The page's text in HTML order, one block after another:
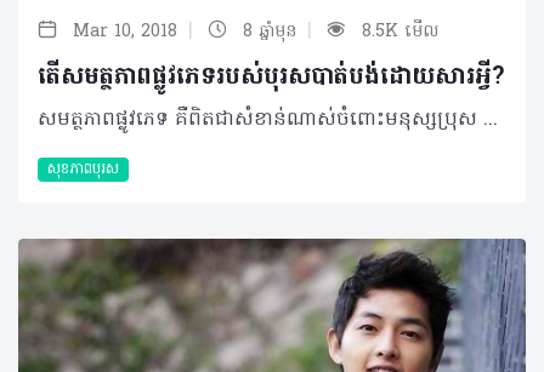
Mar 10, 2018 | 8 ឆ្នាំមុន | 8.5K មើល
តើសមត្ថភាពផ្លូវភេទរបស់បុរសបាត់បង់ដោយសារអ្វី?
សមត្ថភាពផ្លូវភេទ គឺពិតជាសំខាន់ណាស់ចំពោះមនុស្សប្រុស ព្រោះវាទាក់ទងទៅនឹងសមត្ថភាពធម្មជាតិរបស់មនុស្សប្រុសក្នុងការមានបុត្រធីតា ប៉ុន្តែក៏មានមនុស្សប្រុសមួយចំនួនបានបាត់បង់សមត្ថភាពនេះ ឬមានបញ្ហាលើសមត្ថភាពនេះផងដែរ។ តើមូលហេតុណាខ្លះដែលធ្វើឲ្យសមត្ថភាពផ្លូវភេទរបស់បុរសត្រូវបានបាត់បង់? មានកត្តាពីរដែលបណ្តាលឲ្យសមត្ថភាពផ្លូវភេទបុរសមានបញ្ហា នោះគឺ កត្តារាងកាយ និងកត្តាផ្លូវចិត្ត។ កត្តារាងកាយមានដូចជា ៖ •កម្រិតតេស្តូស្តេរ៉ូនទាប •ការប្រើប្រាស់ឱសថដែលត្រូវការវេជ្ជបញ្ជាដូចជា ឱសថប្រឆាំងនឹងការធ្លាក់ទឹកចិត្ត ឱសថសម្រាប់ជំងឺលើសសម្ពាធឈាម •ជំងឺសរសៃឈាម ដូចជាជំងឺត្បៀតសរសៃឈាមអាក់ទែ និងជំងឺលើសសម្ពាធឈាម •ជំងឺស្ត្រូក ឬជំងឺខូចសរសៃខួរក្បាលដោយសារជំងឺទឹកនោមផ្អែម ឬការវះកាត់ •ការជក់បារី •ការផឹកស្រានិងការញៀនថ្នាំ។ កត្តាផ្លូវចិត្តរួមមាន៖ •ការបារម្ភពីសមត្ថភាពផ្លូវភេទ •បញ្ហាគ្រួសារ •ការធ្លាក់ទឹកចិត្ត •ឥទ្ធិពលនៃការប៉ះទង្គិចពីការរួមភេទពីមុន •ការមានបញ្ហាស្ត្រេស និងធ្លាក់ទឹកចិត្តដោយសារការងារ។ ©2018 រក្សាសិទ្ធិគ្រប់យ៉ាង​ដោយ Healthtime Corporation ចំពោះគ្រប់អត្ថបទដោយគ្មានផ្នែកណាមួយត្រូវបោះពុម្ពផ្សាយចូល ប្រព័ន្ធអ៊ីនធឺណែតឧបករណ៍អេឡិចត្រូនិកអាត់ជាសំឡេងឬថតចំលងគ្រប់រូបភាពដោយគ្មានការអនុញ្ញាតឡើយ
សុខភាពបុរស